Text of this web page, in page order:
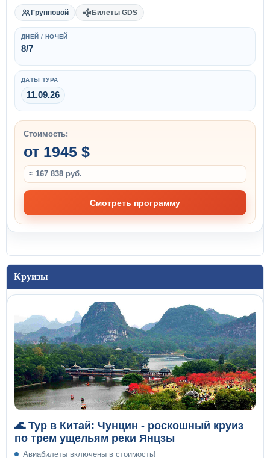
Групповой Билеты GDS
ДНЕЙ / НОЧЕЙ
8/7
ДАТЫ ТУРА
11.09.26
Стоимость:
от 1945 $
≈ 167 838 руб.
Смотреть программу
Круизы
🌊 Тур в Китай: Чунцин - роскошный круиз
по трем ущельям реки Янцзы
Авиабилеты включены в стоимость!